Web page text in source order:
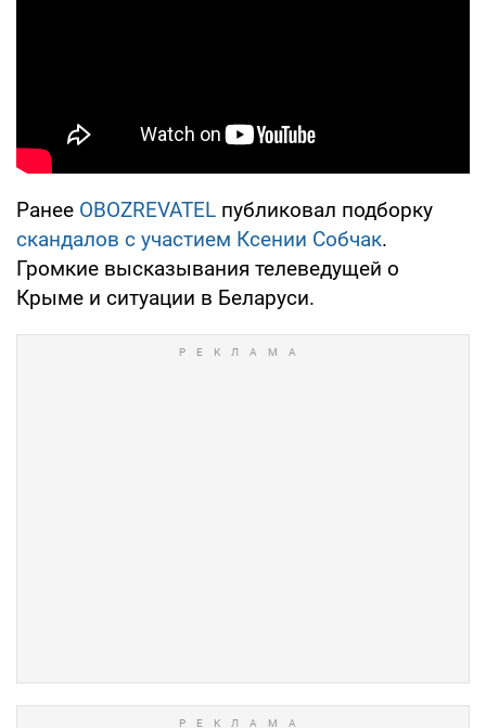
Ранее OBOZREVATEL публиковал подборку
скандалов с участием Ксении Собчак.
Громкие высказывания телеведущей о
Крыме и ситуации в Беларуси.